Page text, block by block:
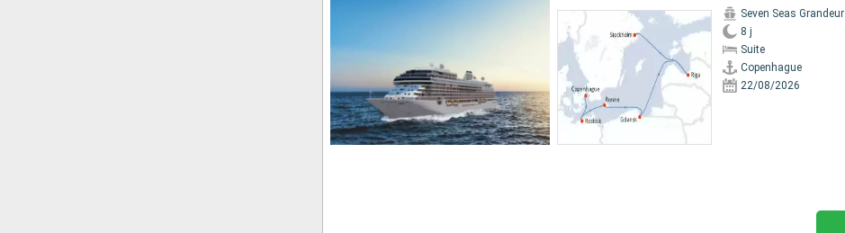
Seven Seas Grandeur
8 j
Suite
Copenhague
22/08/2026